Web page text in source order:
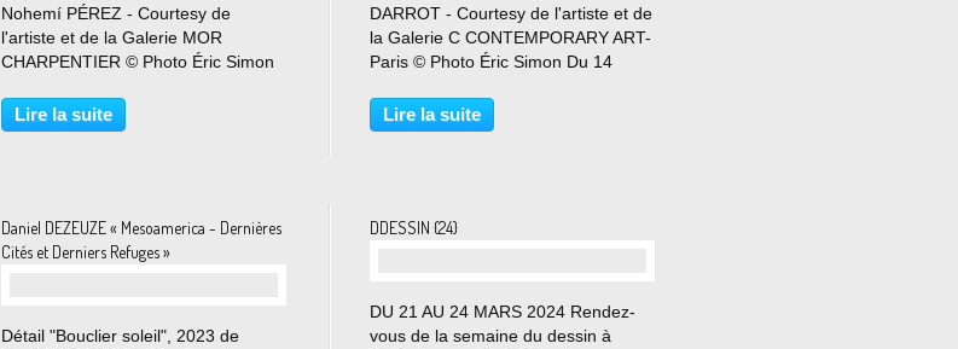
Nohemí PÉREZ - Courtesy de
l'artiste et de la Galerie MOR
CHARPENTIER © Photo Éric Simon
travail multidisciplinaire de Nohemí
Pérez s’intéresse au relations
Lire la suite
DARROT - Courtesy de l'artiste et de
la Galerie C CONTEMPORARY ART-
Paris © Photo Éric Simon Du 14
ne savent pas comment ce qui varie
est d’accord avec soi. Il y a une
Lire la suite
Daniel DEZEUZE « Mesoamerica - Dernières
Cités et Derniers Refuges »
Détail "Bouclier soleil", 2023 de
DDESSIN {24}
DU 21 AU 24 MARS 2024 Rendez-
vous de la semaine du dessin à